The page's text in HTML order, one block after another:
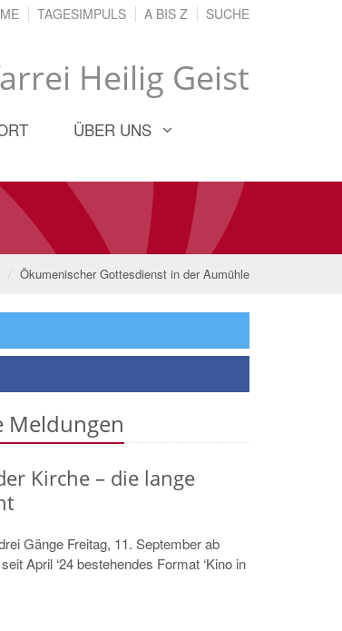
Heilig Geist
TAGESIMPULS A BIS Z SUCHE
ÜBER UNS
Ökumenischer Gottesdienst in der Aumühle
Meldungen
Kirche – die lange
Gänge Freitag, 11. September ab
April ‘24 bestehendes Format ‘Kino in